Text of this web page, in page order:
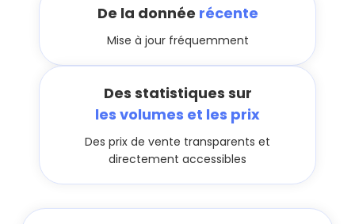
De la donnée récente
Mise à jour fréquemment
Des statistiques sur
les volumes et les prix
Des prix de vente transparents et
directement accessibles